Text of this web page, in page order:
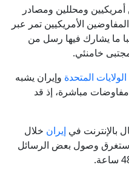
ومحللين ومصادر
الأمريكيين تمر عبر
ما يشارك فيها رسل من
خامنئي.
الولايات المتحدة وإيران يشبه
مباشرة، إذ قد
بالإنترنت في إيران خلال
وصول بعض الرسائل